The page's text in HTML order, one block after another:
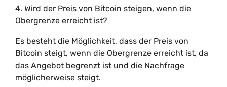
4. Wird der Preis von Bitcoin steigen, wenn die
Obergrenze erreicht ist?
Es besteht die Möglichkeit, dass der Preis von
Bitcoin steigt, wenn die Obergrenze erreicht ist, da
das Angebot begrenzt ist und die Nachfrage
möglicherweise steigt.